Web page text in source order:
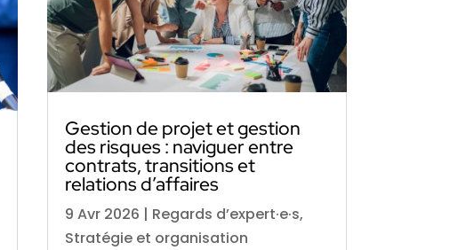
Gestion de projet et gestion
des risques : naviguer entre
contrats, transitions et
relations d’affaires
9 Avr 2026 | Regards d’expert·e·s,
Stratégie et organisation